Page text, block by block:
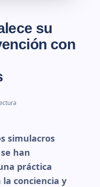
su
con
simulacros
han
práctica
conciencia y